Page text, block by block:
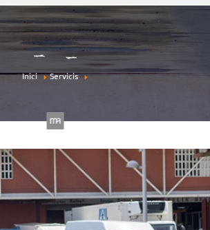
Inici Servicis